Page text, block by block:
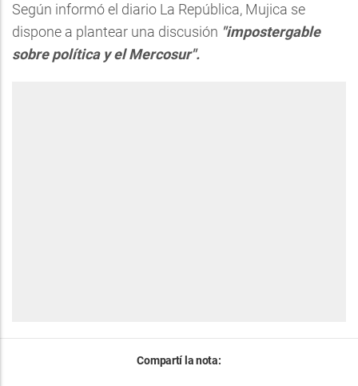
Según informó el diario La República, Mujica se
dispone a plantear una discusión "impostergable
sobre política y el Mercosur".
Compartí la nota: